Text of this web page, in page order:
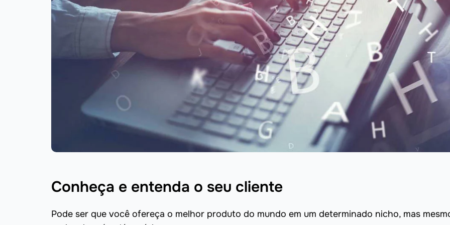
Conheça e entenda o seu cliente
Pode ser que você ofereça o melhor produto do mundo em um determinado nicho, mas